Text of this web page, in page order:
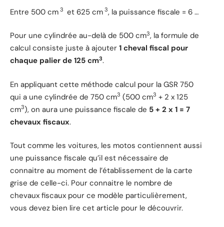
Entre 500 cm 3 et 625 cm 3, la puissance fiscale = 6 …
Pour une cylindrée au-delà de 500 cm3, la formule de
calcul consiste juste à ajouter 1 cheval fiscal pour
chaque palier de 125 cm3.
En appliquant cette méthode calcul pour la GSR 750
qui a une cylindrée de 750 cm3 (500 cm3 + 2 x 125
cm3), on aura une puissance fiscale de 5 + 2 x 1 = 7
chevaux fiscaux.
Tout comme les voitures, les motos contiennent aussi
une puissance fiscale qu’il est nécessaire de
connaitre au moment de l’établissement de la carte
grise de celle-ci. Pour connaitre le nombre de
chevaux fiscaux pour ce modèle particulièrement,
vous devez bien lire cet article pour le découvrir.